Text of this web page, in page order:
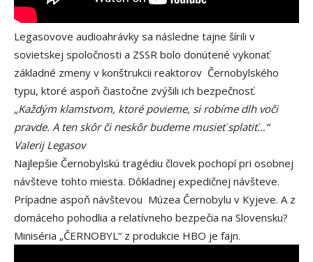
Legasovove audioahrávky sa následne tajne šírili v
sovietskej spoločnosti a ZSSR bolo donútené vykonať
základné zmeny v konštrukcii reaktorov Černobylského
typu, ktoré aspoň čiastočne zvýšili ich bezpečnosť.
„Každým klamstvom, ktoré povieme, si robíme dlh voči
pravde. A ten skôr či neskôr budeme musieť splatiť…“
Valerij Legasov
Najlepšie Černobylskú tragédiu človek pochopí pri osobnej
návšteve tohto miesta. Dôkladnej expedičnej návšteve.
Prípadne aspoň návštevou Múzea Černobylu v Kyjeve. A z
domáceho pohodlia a relatívneho bezpečia na Slovensku?
Miniséria „ČERNOBYL“ z produkcie HBO je fajn.